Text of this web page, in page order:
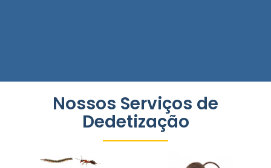
Nossos Serviços de
Dedetização